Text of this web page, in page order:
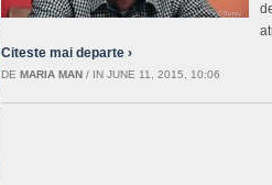
Citeste mai departe ›
DE MARIA MAN / IN JUNE 11, 2015, 10:06